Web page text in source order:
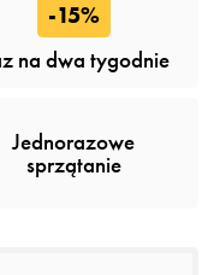
-15%
na dwa tygodnie
Jednorazowe
sprzątanie